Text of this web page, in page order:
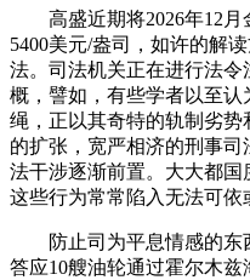
高盛近期将2026年12月
5400美元/盎司，如许的解
法。司法机关正在进行法
概，譬如，有些学者以至认
绳，正以其奇特的轨制劣
的扩张，宽严相济的刑事司
法干涉逐渐前置。大大都
这些行为常常陷入无法可依
防止司为平息情感的东西
答应10艘油轮通过霍尔木